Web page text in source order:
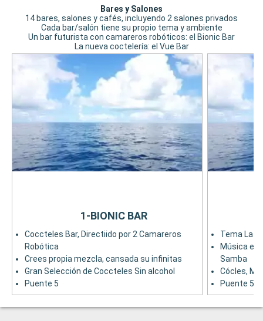
Bares y Salones
14 bares, salones y cafés, incluyendo 2 salones privados
Cada bar/salón tiene su propio tema y ambiente
Un bar futurista con camareros robóticos: el Bionic Bar
La nueva coctelería: el Vue Bar
Coccteles Bar, Directiido por 2 Camareros
Robótica
Crees propia mezcla, cansada su infinitas
Gran Selección de Coccteles Sin alcohol
Puente 5
1-BIONIC BAR
Tema
Música en
Samba
Cócles,
Puente 5